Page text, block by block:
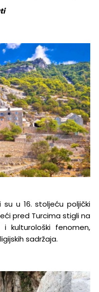
u 16. stoljeću poljički
pred Turcima stigli na
kulturološki fenomen,
sadržaja.